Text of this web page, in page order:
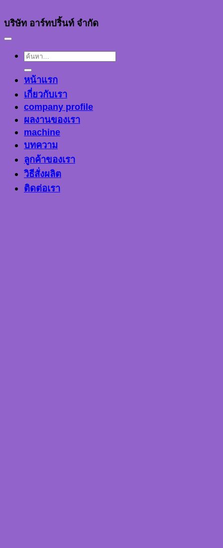
บริษัท อาร์ทปริ้นท์ จำกัด
ค้นหา:
หน้าแรก
เกี่ยวกับเรา
company profile
ผลงานของเรา
machine
บทความ
ลูกค้าของเรา
วิธีสั่งผลิต
ติดต่อเรา